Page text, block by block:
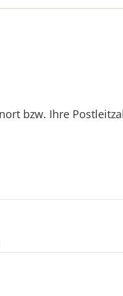
bzw. Ihre